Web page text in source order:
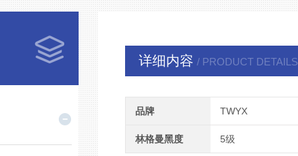
详细内容 / PRODUCT DETAILS
品牌 TWYX
林格曼黑度 5级